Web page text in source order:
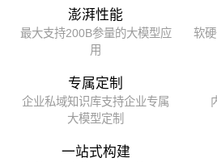
澎湃性能
最大支持200B参量的大模型应
用
软
专属定制
企业私域知识库支持企业专属
大模型定制
一站式构建